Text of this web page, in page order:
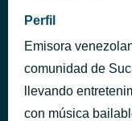
Perfil
Emisora
comunidad de
llevando
con música